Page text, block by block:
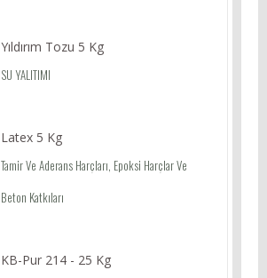
Yıldırım Tozu 5 Kg
SU YALITIMI
Latex 5 Kg
Tamir Ve Aderans Harçları, Epoksi Harçlar Ve
Beton Katkıları
KB-Pur 214 - 25 Kg